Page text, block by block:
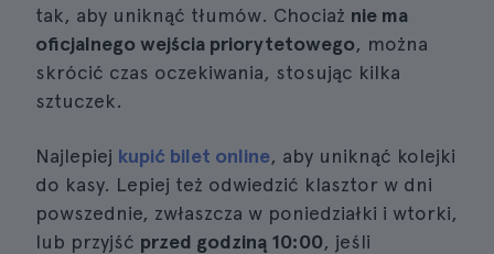
tak, aby uniknąć tłumów. Chociaż nie ma
oficjalnego wejścia priorytetowego, można
skrócić czas oczekiwania, stosując kilka
sztuczek.
Najlepiej kupić bilet online, aby uniknąć kolejki
do kasy. Lepiej też odwiedzić klasztor w dni
powszednie, zwłaszcza w poniedziałki i wtorki,
lub przyjść przed godziną 10:00, jeśli